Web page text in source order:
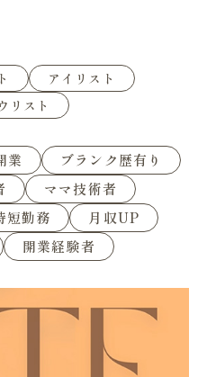
アイリスト
リスト
業
ブランク歴有り
ママ技術者
短勤務
月収UP
開業経験者